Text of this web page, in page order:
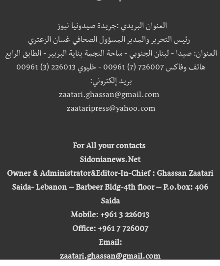
العنوان البريدي :جريدة صيدونيا نيوز
رئيس التحرير والمدير المسؤول الصحافي غسان الزعتري
العنوان: صيدا - لبنان الجنوبي - ساحة النجمة بناية البربير - الطابق الرابع
هاتف وفاكس 726007 (7) 00961 - خليوي 226013 (3) 00961
بريد إلكتروني:
zaatari.ghassan@gmail.com
zaataripress@yahoo.com
For All your contacts
Sidonianews.Net
Owner & Administrator&Editor-In-Chief : Ghassan Zaatari
Saida- Lebanon – Barbeer Bldg-4th floor – P.o.box: 406
Saida
Mobile: +961 3 226013
Office: +961 7 726007
Email:
zaatari.ghassan@gmail.com